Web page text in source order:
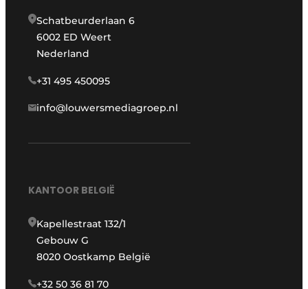
Schatbeurderlaan 6
6002 ED Weert
Nederland
+31 495 450095
info@louwersmediagroep.nl
KANTOOR BELGIË
Kapellestraat 132/1
Gebouw G
8020 Oostkamp België
+32 50 36 81 70